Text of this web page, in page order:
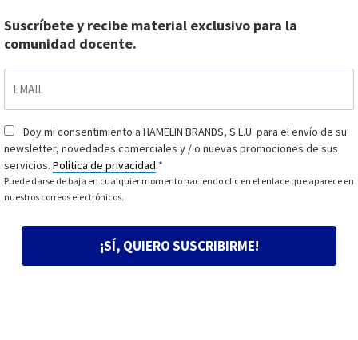
Suscríbete y recibe material exclusivo para la
comunidad docente.
Consentimiento*
Doy mi consentimiento a HAMELIN BRANDS, S.L.U. para el envío de su
newsletter, novedades comerciales y / o nuevas promociones de sus
servicios. Política de privacidad.*
Puede darse de baja en cualquier momento haciendo clic en el enlace que aparece en
nuestros correos electrónicos.